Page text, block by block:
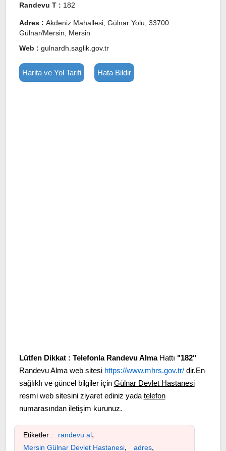
Randevu T : 182
Adres : Akdeniz Mahallesi, Gülnar Yolu, 33700
Gülnar/Mersin, Mersin
Web : gulnardh.saglik.gov.tr
Harita ve Yol Tarifi Hata Bildir
Lütfen Dikkat : Telefonla Randevu AlmaHattı "182"
Randevu Alma web sitesi https://www.mhrs.gov.tr/dir.En
sağlıklı ve güncel bilgiler için Gülnar Devlet Hastanesi
resmi web sitesini ziyaret ediniz yada telefon
numarasından iletişim kurunuz.
Etiketler : randevu al,
Mersin Gülnar Devlet Hastanesi, adres,